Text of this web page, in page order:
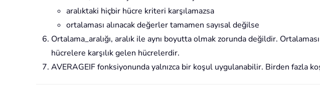
aralıktaki hiçbir hücre kriteri karşılamazsa
ortalaması alınacak değerler tamamen sayısal değilse
Ortalama_aralığı, aralık ile aynı boyutta olmak zorunda değildir.
hücrelere karşılık gelen hücrelerdir.
AVERAGEIF fonksiyonunda yalnızca bir koşul uygulanabilir. Birden fazla